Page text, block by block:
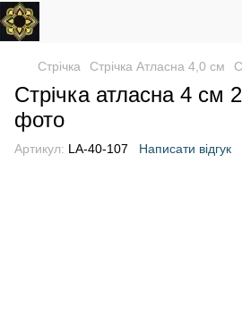
Стрічка Стрічка Атласна 4,0 см
Стрічка атласна 4 см
фото
Артикул: LA-40-107 Написати відгук